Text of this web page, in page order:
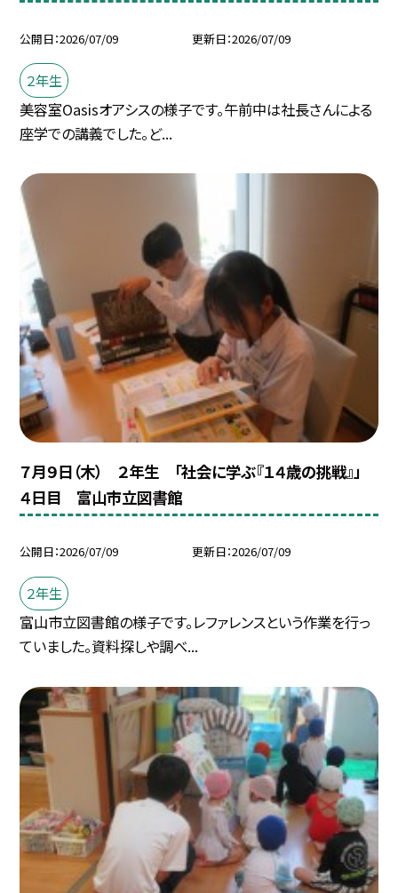
公開日 2026/07/09 更新日 2026/07/09
２年生
美容室Oasisオアシスの様子です。午前中は社長さんによる
座学での講義でした。ど...
７月９日（木） ２年生 「社会に学ぶ『１４歳の挑戦』」
４日目 富山市立図書館
公開日 2026/07/09 更新日 2026/07/09
２年生
富山市立図書館の様子です。レファレンスという作業を行っ
ていました。資料探しや調べ...